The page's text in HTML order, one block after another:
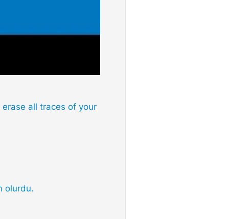
all traces of your
olurdu.